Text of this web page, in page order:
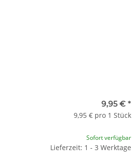
9,95 € *
9,95 € pro 1 Stück
Sofort verfügbar
Lieferzeit: 1 - 3 Werktage